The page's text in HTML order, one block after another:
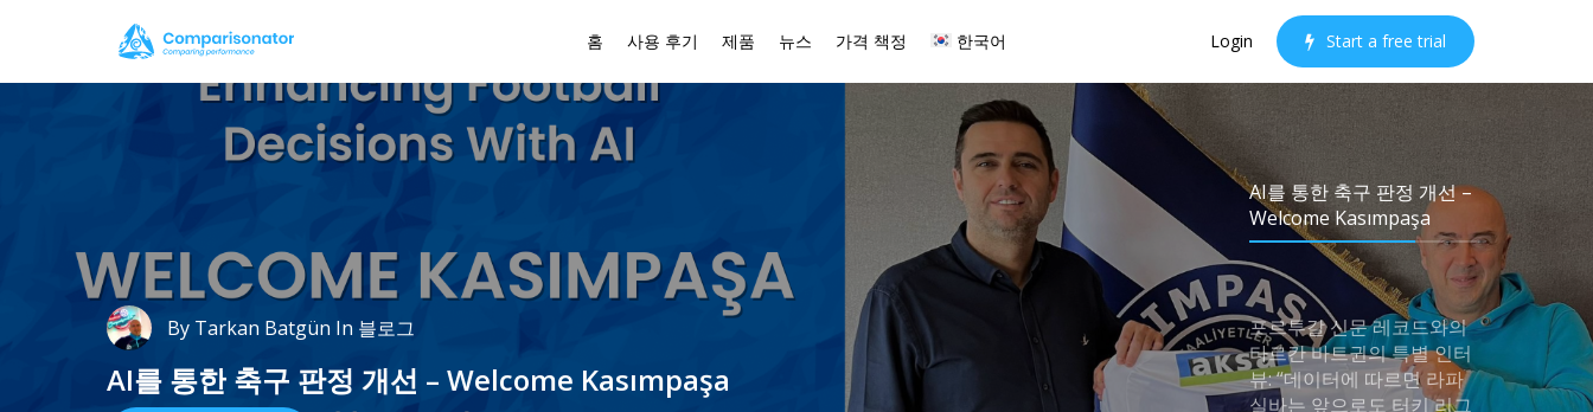
홈 사용 후기 제품 뉴스 가격 책정 한국어 Login Start a free trial
By Tarkan Batgün In 블로그
AI를 통한 축구 판정 개선 – Welcome Kasımpaşa
Didem Dilmen 블로그
Tarkan Batgün 분석
AI를 통한 축구 판정 개선 –
Welcome Kasımpaşa
포르투갈 신문 레코드와의
타르칸 바트귄의 특별 인터
뷰: “데이터에 따르면 라파
실바는 앞으로도 터키 리그